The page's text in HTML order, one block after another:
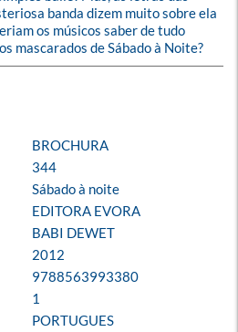
banda dizem muito sobre ela
os músicos saber de tudo
mascarados de Sábado à Noite?
BROCHURA
344
Sábado à noite
EDITORA EVORA
BABI DEWET
2012
9788563993380
1
PORTUGUES